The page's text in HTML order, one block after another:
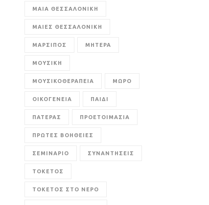
ΜΑΙΑ ΘΕΣΣΑΛΟΝΙΚΗ
ΜΑΙΕΣ ΘΕΣΣΑΛΟΝΙΚΗ
ΜΑΡΣΙΠΟΣ ΜΗΤΕΡΑ
ΜΟΥΣΙΚΗ
ΜΟΥΣΙΚΟΘΕΡΑΠΕΙΑ ΜΩΡΟ
ΟΙΚΟΓΕΝΕΙΑ ΠΑΙΔΙ
ΠΑΤΕΡΑΣ ΠΡΟΕΤΟΙΜΑΣΙΑ
ΠΡΩΤΕΣ ΒΟΗΘΕΙΕΣ
ΣΕΜΙΝΑΡΙΟ ΣΥΝΑΝΤΗΣΕΙΣ
ΤΟΚΕΤΟΣ
ΤΟΚΕΤΟΣ ΣΤΟ ΝΕΡΟ